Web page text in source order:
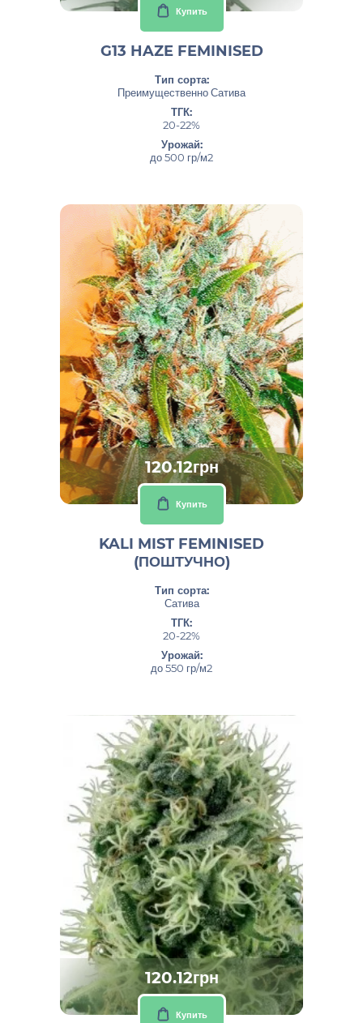
Купить
G13 HAZE FEMINISED
Тип сорта:
Преимущественно Сатива
ТГК:
20-22%
Урожай:
до 500 гр/м2
120.12грн
Купить
KALI MIST FEMINISED
(ПОШТУЧНО)
Тип сорта:
Сатива
ТГК:
20-22%
Урожай:
до 550 гр/м2
120.12грн
Купить